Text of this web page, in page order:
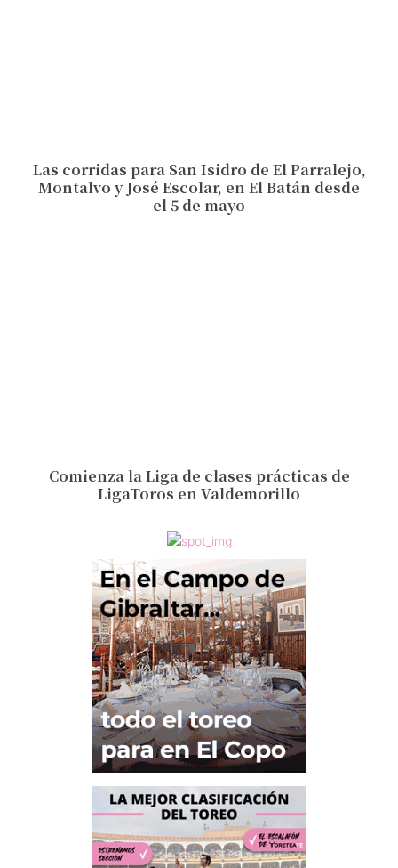
Las corridas para San Isidro de El Parralejo,
Montalvo y José Escolar, en El Batán desde
el 5 de mayo
Comienza la Liga de clases prácticas de
LigaToros en Valdemorillo